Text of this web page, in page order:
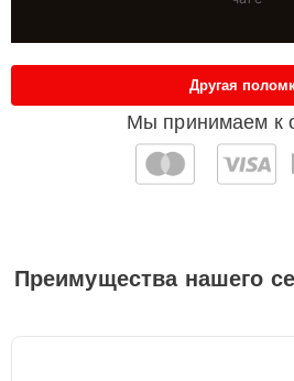
Мы принимаем к
Другая
Преимущества нашего